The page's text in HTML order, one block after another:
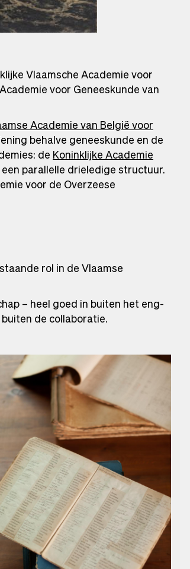
Vlaamsche Academie voor
voor Geneeskunde van
Academie van België voor
behalve geneeskunde en de
de Koninklijke Academie
parallelle drieledige structuur.
voor de Overzeese
rol in de Vlaamse
– heel goed in buiten het eng-
de collaboratie.